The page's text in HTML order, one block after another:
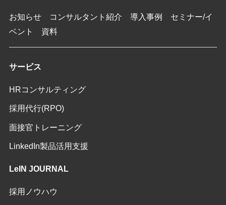
お知らせ コンサルタント紹介 導入事例
セミナー/イ
ベント
資料
サービス
HRコンサルティング
採用代行(RPO)
面接官トレーニング
LinkedIn製品活用支援
LeIN JOURNAL
採用ノウハウ